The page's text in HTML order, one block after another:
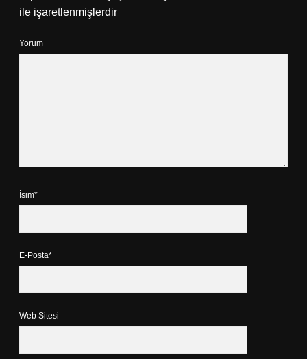
ile işaretlenmişlerdir
Yorum
İsim*
E-Posta*
Web Sitesi